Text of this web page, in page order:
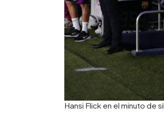
Hansi Flick en el minuto de